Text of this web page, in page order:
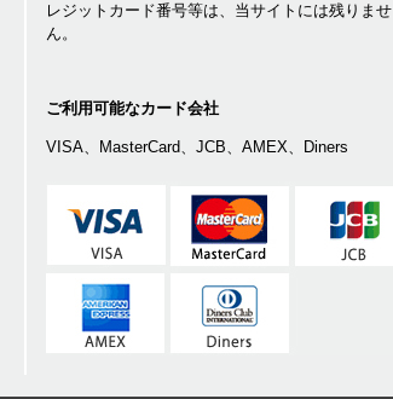
レジットカード番号等は、当サイトには残りませ
ん。
ご利用可能なカード会社
VISA、MasterCard、JCB、AMEX、Diners